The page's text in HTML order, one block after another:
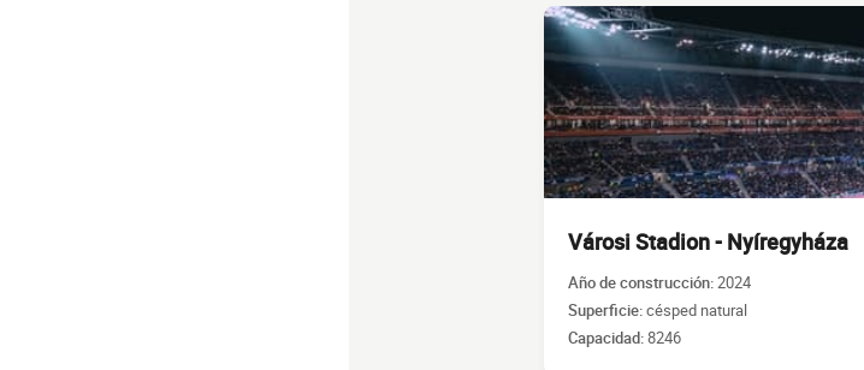
Városi Stadion - Nyíregyháza
Año de construcción:2024
Superficie:césped natural
Capacidad:8246